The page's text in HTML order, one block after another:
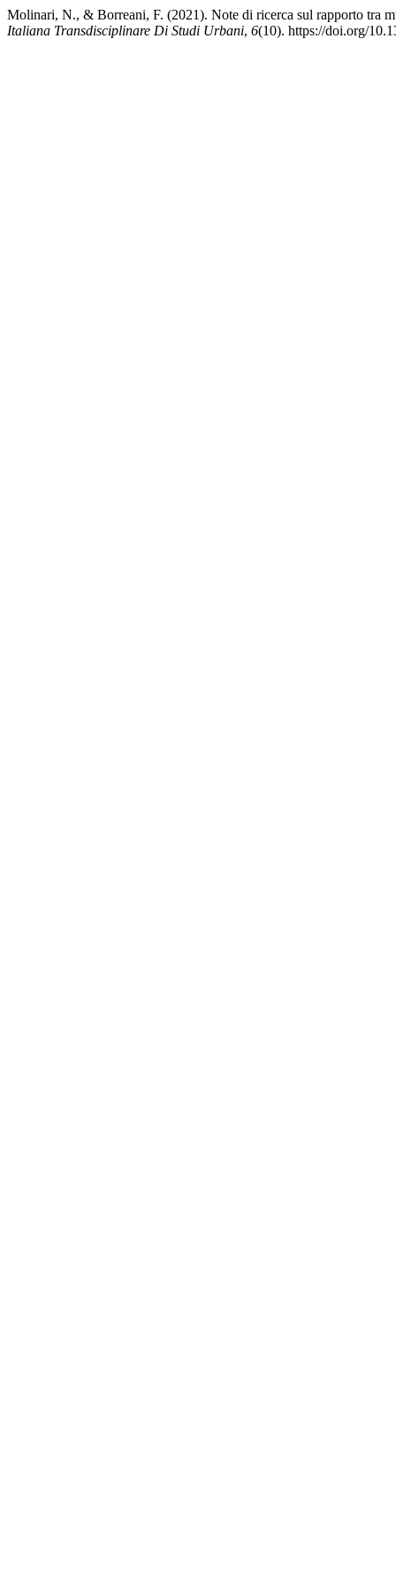
Molinari, N., & Borreani, F. (2021). Note di ricerca sul rapporto tra
Italiana Transdisciplinare Di Studi Urbani, 6(10). https://doi.org/